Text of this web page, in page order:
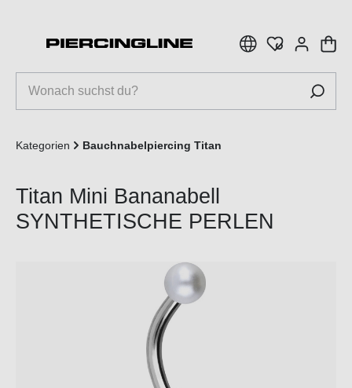
Kategorien Bauchnabelpiercing Titan
Titan Mini Bananabell
SYNTHETISCHE PERLEN